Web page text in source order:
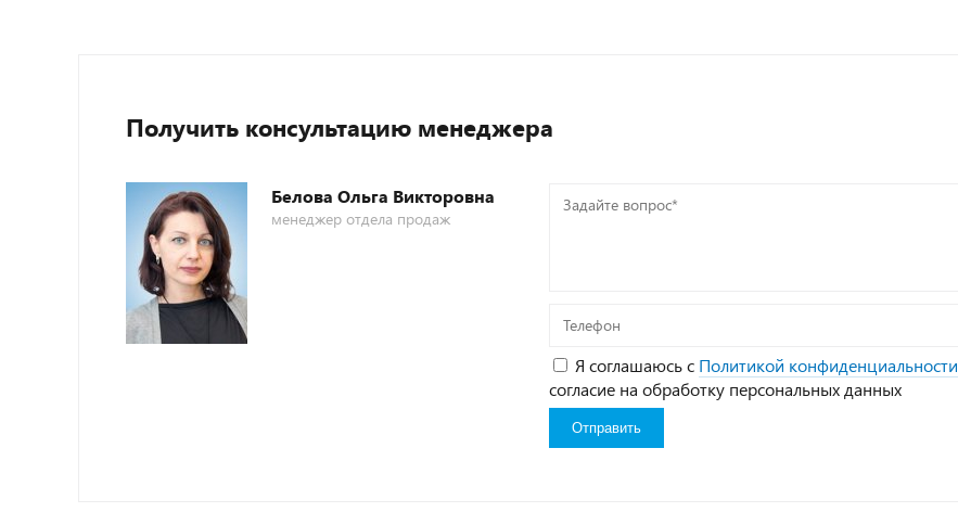
Получить консультацию менеджера
Белова Ольга Викторовна
менеджер отдела продаж
Задайте
Телефон
Я соглашаюсь с Политикой конфиденциальности
согласие на обработку персональных данных